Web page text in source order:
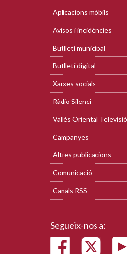
Aplicacions mòbils
Avisos i incidències
Butlletí municipal
Butlletí digital
Xarxes socials
Ràdio Silenci
Vallès Oriental Televisió
Campanyes
Altres publicacions
Comunicació
Canals RSS
Segueix-nos a: